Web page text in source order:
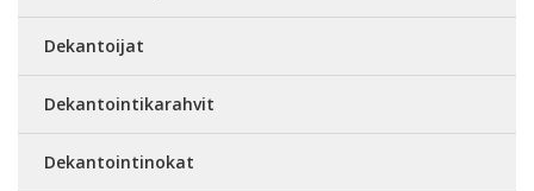
Dekantoijat
Dekantointikarahvit
Dekantointinokat